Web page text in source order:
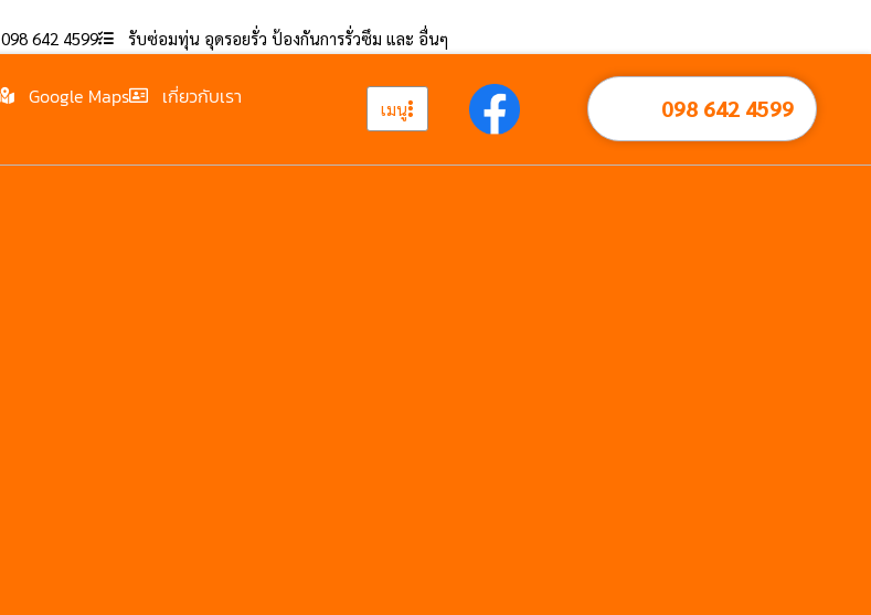
098 642 4599 รับซ่อมทุ่น อุดรอยรั่ว ป้องกันการรั่วซึม และ อื่นๆ
Google Maps
เกี่ยวกับเรา
เมนู 098 642 4599